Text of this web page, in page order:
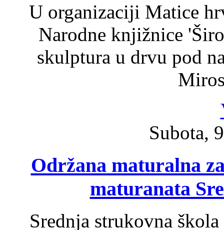
U organizaciji Matice
Narodne knjižnice
skulptura u drvu pod
Subota,
Održana maturalna
maturanata
Srednja strukovna